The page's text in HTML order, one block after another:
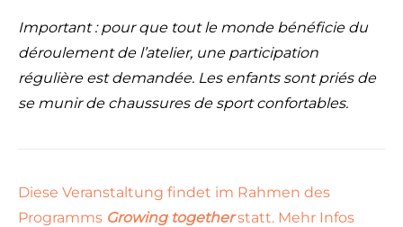
Important : pour que tout le monde bénéficie du
déroulement de l’atelier, une participation
régulière est demandée. Les enfants sont priés de
se munir de chaussures de sport confortables.
Diese Veranstaltung findet im Rahmen des
Programms Growing together statt. Mehr Infos